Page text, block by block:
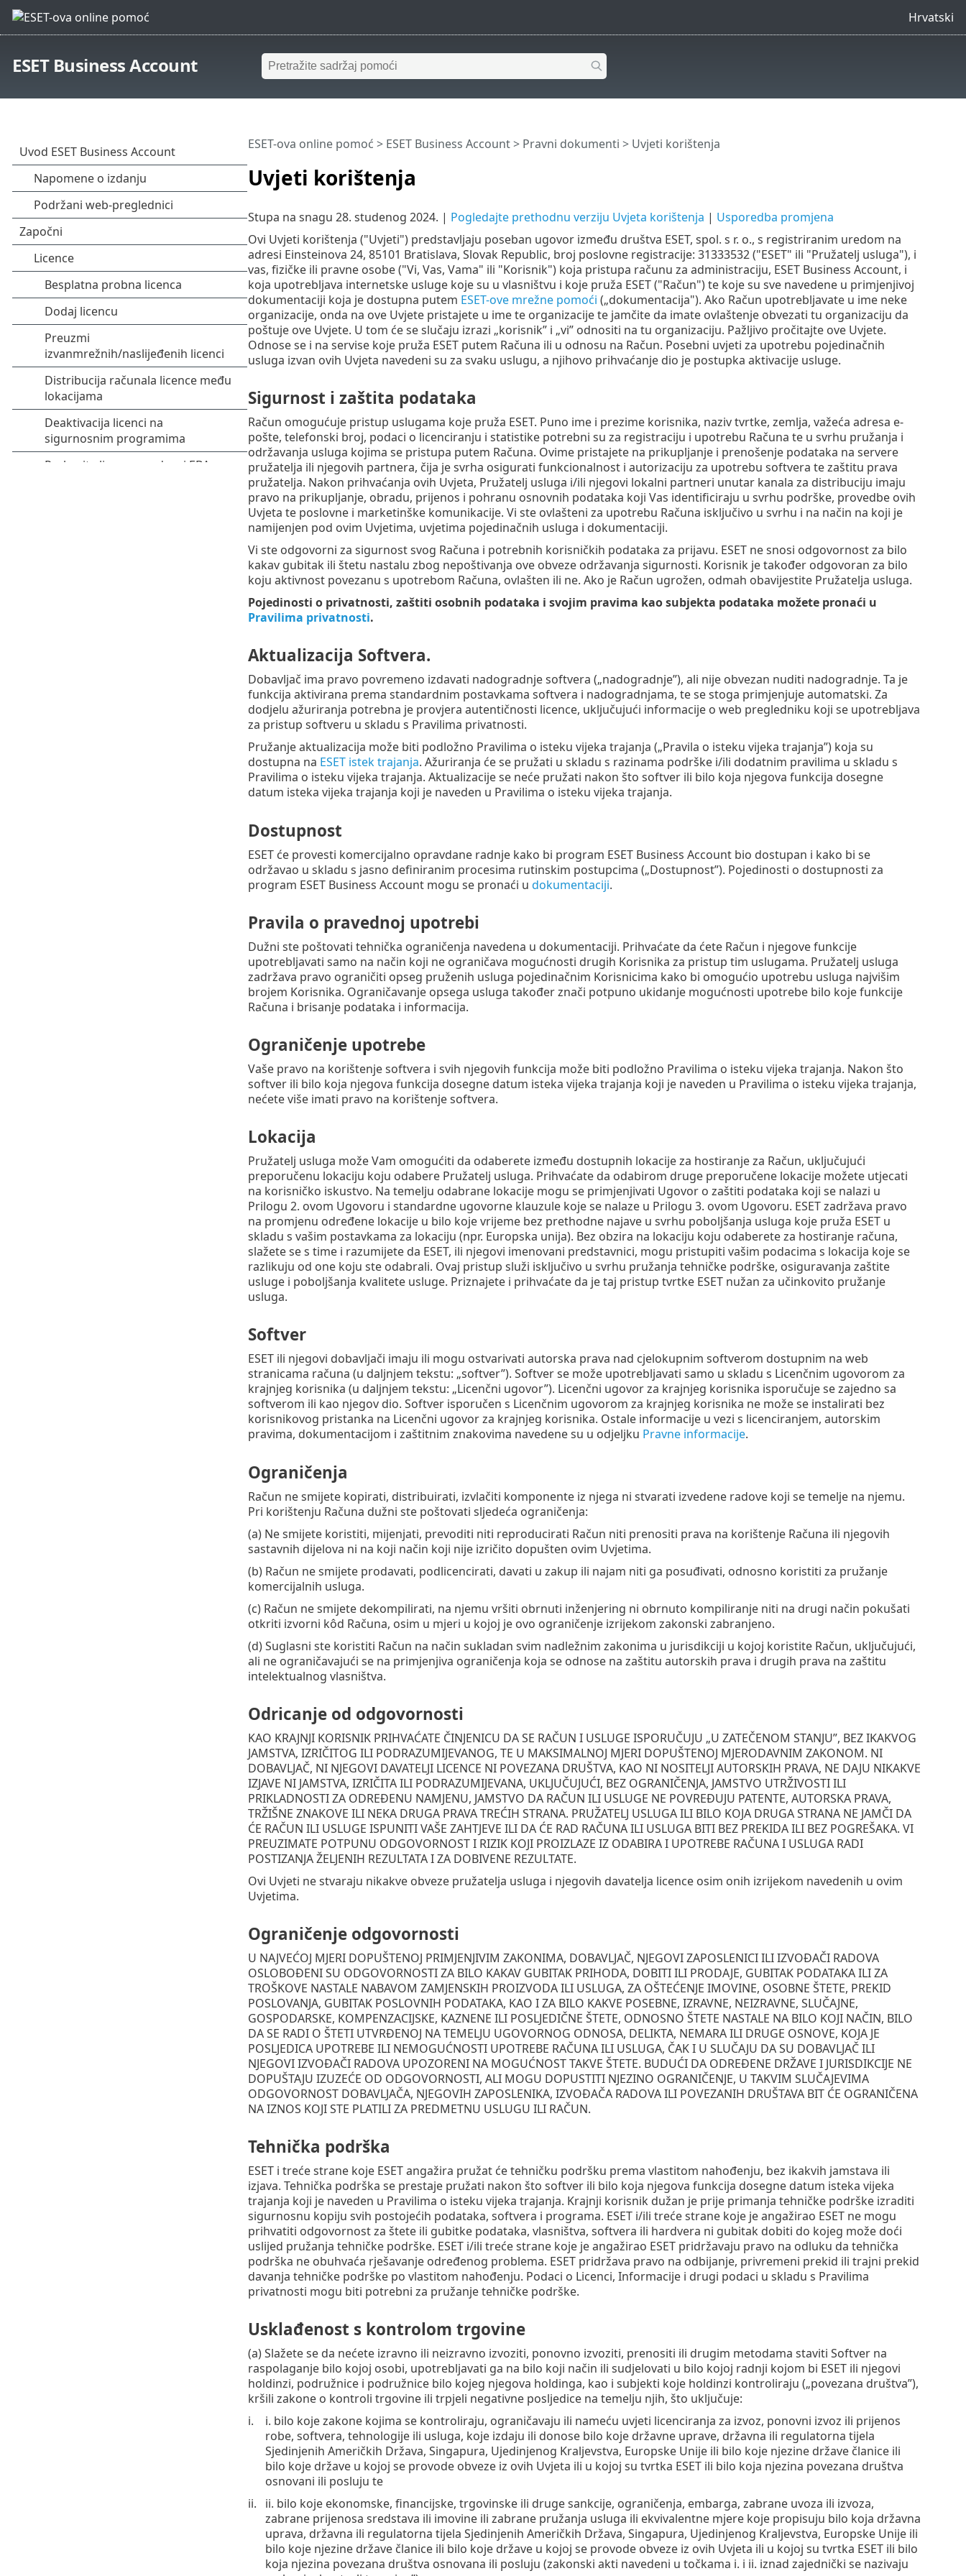
Hrvatski
ESET Business Account
Uvjeti korištenja
ESET-ova online pomoć > ESET Business Account> Pravni dokumenti > Uvjeti korištenja
Stupa na snagu 28. studenog 2024. | Pogledajte prethodnu verziju Uvjeta korištenja | Usporedba promjena
Ovi Uvjeti korištenja ("Uvjeti") predstavljaju poseban ugovor između društva ESET, spol. s r. o., s registriranim uredom na
adresi Einsteinova 24, 85101 Bratislava, Slovak Republic, broj poslovne registracije: 31333532 ("ESET" ili "Pružatelj usluga"), i
vas, fizičke ili pravne osobe ("Vi, Vas, Vama" ili "Korisnik") koja pristupa računu za administraciju, ESET Business Account, i
koja upotrebljava internetske usluge koje su u vlasništvu i koje pruža ESET ("Račun") te koje su sve navedene u primjenjivoj
dokumentaciji koja je dostupna putem ESET-ove mrežne pomoći („dokumentacija"). Ako Račun upotrebljavate u ime neke
organizacije, onda na ove Uvjete pristajete u ime te organizacije te jamčite da imate ovlaštenje obvezati tu organizaciju da
poštuje ove Uvjete. U tom će se slučaju izrazi „korisnik” i „vi” odnositi na tu organizaciju. Pažljivo pročitajte ove Uvjete.
Odnose se i na servise koje pruža ESET putem Računa ili u odnosu na Račun. Posebni uvjeti za upotrebu pojedinačnih
usluga izvan ovih Uvjeta navedeni su za svaku uslugu, a njihovo prihvaćanje dio je postupka aktivacije usluge.
Sigurnost i zaštita podataka
Račun omogućuje pristup uslugama koje pruža ESET. Puno ime i prezime korisnika, naziv tvrtke, zemlja, važeća adresa e-
pošte, telefonski broj, podaci o licenciranju i statistike potrebni su za registraciju i upotrebu Računa te u svrhu pružanja i
održavanja usluga kojima se pristupa putem Računa. Ovime pristajete na prikupljanje i prenošenje podataka na servere
pružatelja ili njegovih partnera, čija je svrha osigurati funkcionalnost i autorizaciju za upotrebu softvera te zaštitu prava
pružatelja. Nakon prihvaćanja ovih Uvjeta, Pružatelj usluga i/ili njegovi lokalni partneri unutar kanala za distribuciju imaju
pravo na prikupljanje, obradu, prijenos i pohranu osnovnih podataka koji Vas identificiraju u svrhu podrške, provedbe ovih
Uvjeta te poslovne i marketinške komunikacije. Vi ste ovlašteni za upotrebu Računa isključivo u svrhu i na način na koji je
namijenjen pod ovim Uvjetima, uvjetima pojedinačnih usluga i dokumentaciji.
Vi ste odgovorni za sigurnost svog Računa i potrebnih korisničkih podataka za prijavu. ESET ne snosi odgovornost za bilo
kakav gubitak ili štetu nastalu zbog nepoštivanja ove obveze održavanja sigurnosti. Korisnik je također odgovoran za bilo
koju aktivnost povezanu s upotrebom Računa, ovlašten ili ne. Ako je Račun ugrožen, odmah obavijestite Pružatelja usluga.
Pojedinosti o privatnosti, zaštiti osobnih podataka i svojim pravima kao subjekta podataka možete pronaći u
Pravilima privatnosti.
Aktualizacija Softvera.
Dobavljač ima pravo povremeno izdavati nadogradnje softvera („nadogradnje”), ali nije obvezan nuditi nadogradnje. Ta je
funkcija aktivirana prema standardnim postavkama softvera i nadogradnjama, te se stoga primjenjuje automatski. Za
dodjelu ažuriranja potrebna je provjera autentičnosti licence, uključujući informacije o web pregledniku koji se upotrebljava
za pristup softveru u skladu s Pravilima privatnosti.
Pružanje aktualizacija može biti podložno Pravilima o isteku vijeka trajanja („Pravila o isteku vijeka trajanja”) koja su
dostupna na ESET istek trajanja. Ažuriranja će se pružati u skladu s razinama podrške i/ili dodatnim pravilima u skladu s
Pravilima o isteku vijeka trajanja. Aktualizacije se neće pružati nakon što softver ili bilo koja njegova funkcija dosegne
datum isteka vijeka trajanja koji je naveden u Pravilima o isteku vijeka trajanja.
Dostupnost
ESET će provesti komercijalno opravdane radnje kako bi program ESET Business Account bio dostupan i kako bi se
održavao u skladu s jasno definiranim procesima rutinskim postupcima („Dostupnost”). Pojedinosti o dostupnosti za
program ESET Business Account mogu se pronaći u dokumentaciji.
Pravila o pravednoj upotrebi
Dužni ste poštovati tehnička ograničenja navedena u dokumentaciji. Prihvaćate da ćete Račun i njegove funkcije
upotrebljavati samo na način koji ne ograničava mogućnosti drugih Korisnika za pristup tim uslugama. Pružatelj usluga
zadržava pravo ograničiti opseg pruženih usluga pojedinačnim Korisnicima kako bi omogućio upotrebu usluga najvišim
brojem Korisnika. Ograničavanje opsega usluga također znači potpuno ukidanje mogućnosti upotrebe bilo koje funkcije
Računa i brisanje podataka i informacija.
Ograničenje upotrebe
Vaše pravo na korištenje softvera i svih njegovih funkcija može biti podložno Pravilima o isteku vijeka trajanja. Nakon što
softver ili bilo koja njegova funkcija dosegne datum isteka vijeka trajanja koji je naveden u Pravilima o isteku vijeka trajanja,
nećete više imati pravo na korištenje softvera.
Lokacija
Pružatelj usluga može Vam omogućiti da odaberete između dostupnih lokacije za hostiranje za Račun, uključujući
preporučenu lokaciju koju odabere Pružatelj usluga. Prihvaćate da odabirom druge preporučene lokacije možete utjecati
na korisničko iskustvo. Na temelju odabrane lokacije mogu se primjenjivati Ugovor o zaštiti podataka koji se nalazi u
Prilogu 2. ovom Ugovoru i standardne ugovorne klauzule koje se nalaze u Prilogu 3. ovom Ugovoru. ESET zadržava pravo
na promjenu određene lokacije u bilo koje vrijeme bez prethodne najave u svrhu poboljšanja usluga koje pruža ESET u
skladu s vašim postavkama za lokaciju (npr. Europska unija). Bez obzira na lokaciju koju odaberete za hostiranje računa,
slažete se s time i razumijete da ESET, ili njegovi imenovani predstavnici, mogu pristupiti vašim podacima s lokacija koje se
razlikuju od one koju ste odabrali. Ovaj pristup služi isključivo u svrhu pružanja tehničke podrške, osiguravanja zaštite
usluge i poboljšanja kvalitete usluge. Priznajete i prihvaćate da je taj pristup tvrtke ESET nužan za učinkovito pružanje
usluga.
Softver
ESET ili njegovi dobavljači imaju ili mogu ostvarivati autorska prava nad cjelokupnim softverom dostupnim na web
stranicama računa (u daljnjem tekstu: „softver”). Softver se može upotrebljavati samo u skladu s Licenčnim ugovorom za
krajnjeg korisnika (u daljnjem tekstu: „Licenčni ugovor”). Licenčni ugovor za krajnjeg korisnika isporučuje se zajedno sa
softverom ili kao njegov dio. Softver isporučen s Licenčnim ugovorom za krajnjeg korisnika ne može se instalirati bez
korisnikovog pristanka na Licenčni ugovor za krajnjeg korisnika. Ostale informacije u vezi s licenciranjem, autorskim
pravima, dokumentacijom i zaštitnim znakovima navedene su u odjeljku Pravne informacije.
Ograničenja
Račun ne smijete kopirati, distribuirati, izvlačiti komponente iz njega ni stvarati izvedene radove koji se temelje na njemu.
Pri korištenju Računa dužni ste poštovati sljedeća ograničenja:
(a) Ne smijete koristiti, mijenjati, prevoditi niti reproducirati Račun niti prenositi prava na korištenje Računa ili njegovih
sastavnih dijelova ni na koji način koji nije izričito dopušten ovim Uvjetima.
(b) Račun ne smijete prodavati, podlicencirati, davati u zakup ili najam niti ga posuđivati, odnosno koristiti za pružanje
komercijalnih usluga.
(c) Račun ne smijete dekompilirati, na njemu vršiti obrnuti inženjering ni obrnuto kompiliranje niti na drugi način pokušati
otkriti izvorni kôd Računa, osim u mjeri u kojoj je ovo ograničenje izrijekom zakonski zabranjeno.
(d) Suglasni ste koristiti Račun na način sukladan svim nadležnim zakonima u jurisdikciji u kojoj koristite Račun, uključujući,
ali ne ograničavajući se na primjenjiva ograničenja koja se odnose na zaštitu autorskih prava i drugih prava na zaštitu
intelektualnog vlasništva.
Odricanje od odgovornosti
KAO KRAJNJI KORISNIK PRIHVAĆATE ČINJENICU DA SE RAČUN I USLUGE ISPORUČUJU „U ZATEČENOM STANJU”, BEZ IKAKVOG
JAMSTVA, IZRIČITOG ILI PODRAZUMIJEVANOG, TE U MAKSIMALNOJ MJERI DOPUŠTENOJ MJERODAVNIM ZAKONOM. NI
DOBAVLJAČ, NI NJEGOVI DAVATELJI LICENCE NI POVEZANA DRUŠTVA, KAO NI NOSITELJI AUTORSKIH PRAVA, NE DAJU NIKAKVE
IZJAVE NI JAMSTVA, IZRIČITA ILI PODRAZUMIJEVANA, UKLJUČUJUĆI, BEZ OGRANIČENJA, JAMSTVO UTRŽIVOSTI ILI
PRIKLADNOSTI ZA ODREĐENU NAMJENU, JAMSTVO DA RAČUN ILI USLUGE NE POVREĐUJU PATENTE, AUTORSKA PRAVA,
TRŽIŠNE ZNAKOVE ILI NEKA DRUGA PRAVA TREĆIH STRANA. PRUŽATELJ USLUGA ILI BILO KOJA DRUGA STRANA NE JAMČI DA
ĆE RAČUN ILI USLUGE ISPUNITI VAŠE ZAHTJEVE ILI DA ĆE RAD RAČUNA ILI USLUGA BITI BEZ PREKIDA ILI BEZ POGREŠAKA. VI
PREUZIMATE POTPUNU ODGOVORNOST I RIZIK KOJI PROIZLAZE IZ ODABIRA I UPOTREBE RAČUNA I USLUGA RADI
POSTIZANJA ŽELJENIH REZULTATA I ZA DOBIVENE REZULTATE.
Ovi Uvjeti ne stvaraju nikakve obveze pružatelja usluga i njegovih davatelja licence osim onih izrijekom navedenih u ovim
Uvjetima.
Ograničenje odgovornosti
U NAJVEĆOJ MJERI DOPUŠTENOJ PRIMJENJIVIM ZAKONIMA, DOBAVLJAČ, NJEGOVI ZAPOSLENICI ILI IZVOĐAČI RADOVA
OSLOBOĐENI SU ODGOVORNOSTI ZA BILO KAKAV GUBITAK PRIHODA, DOBITI ILI PRODAJE, GUBITAK PODATAKA ILI ZA
TROŠKOVE NASTALE NABAVOM ZAMJENSKIH PROIZVODA ILI USLUGA, ZA OŠTEĆENJE IMOVINE, OSOBNE ŠTETE, PREKID
POSLOVANJA, GUBITAK POSLOVNIH PODATAKA, KAO I ZA BILO KAKVE POSEBNE, IZRAVNE, NEIZRAVNE, SLUČAJNE,
GOSPODARSKE, KOMPENZACIJSKE, KAZNENE ILI POSLJEDIČNE ŠTETE, ODNOSNO ŠTETE NASTALE NA BILO KOJI NAČIN, BILO
DA SE RADI O ŠTETI UTVRĐENOJ NA TEMELJU UGOVORNOG ODNOSA, DELIKTA, NEMARA ILI DRUGE OSNOVE, KOJA JE
POSLJEDICA UPOTREBE ILI NEMOGUĆNOSTI UPOTREBE RAČUNA ILI USLUGA, ČAK I U SLUČAJU DA SU DOBAVLJAČ ILI
NJEGOVI IZVOĐAČI RADOVA UPOZORENI NA MOGUĆNOST TAKVE ŠTETE. BUDUĆI DA ODREĐENE DRŽAVE I JURISDIKCIJE NE
DOPUŠTAJU IZUZEĆE OD ODGOVORNOSTI, ALI MOGU DOPUSTITI NJEZINO OGRANIČENJE, U TAKVIM SLUČAJEVIMA
ODGOVORNOST DOBAVLJAČA, NJEGOVIH ZAPOSLENIKA, IZVOĐAČA RADOVA ILI POVEZANIH DRUŠTAVA BIT ĆE OGRANIČENA
NA IZNOS KOJI STE PLATILI ZA PREDMETNU USLUGU ILI RAČUN.
Tehnička podrška
ESET i treće strane koje ESET angažira pružat će tehničku podršku prema vlastitom nahođenju, bez ikakvih jamstava ili
izjava. Tehnička podrška se prestaje pružati nakon što softver ili bilo koja njegova funkcija dosegne datum isteka vijeka
trajanja koji je naveden u Pravilima o isteku vijeka trajanja. Krajnji korisnik dužan je prije primanja tehničke podrške izraditi
sigurnosnu kopiju svih postojećih podataka, softvera i programa. ESET i/ili treće strane koje je angažirao ESET ne mogu
prihvatiti odgovornost za štete ili gubitke podataka, vlasništva, softvera ili hardvera ni gubitak dobiti do kojeg može doći
uslijed pružanja tehničke podrške. ESET i/ili treće strane koje je angažirao ESET pridržavaju pravo na odluku da tehnička
podrška ne obuhvaća rješavanje određenog problema. ESET pridržava pravo na odbijanje, privremeni prekid ili trajni prekid
davanja tehničke podrške po vlastitom nahođenju. Podaci o Licenci, Informacije i drugi podaci u skladu s Pravilima
privatnosti mogu biti potrebni za pružanje tehničke podrške.
Usklađenost s kontrolom trgovine
(a) Slažete se da nećete izravno ili neizravno izvoziti, ponovno izvoziti, prenositi ili drugim metodama staviti Softver na
raspolaganje bilo kojoj osobi, upotrebljavati ga na bilo koji način ili sudjelovati u bilo kojoj radnji kojom bi ESET ili njegovi
holdinzi, podružnice i podružnice bilo kojeg njegova holdinga, kao i subjekti koje holdinzi kontroliraju („povezana društva”),
kršili zakone o kontroli trgovine ili trpjeli negativne posljedice na temelju njih, što uključuje:
i. bilo koje zakone kojima se kontroliraju, ograničavaju ili nameću uvjeti licenciranja za izvoz, ponovni izvoz ili prijenos
robe, softvera, tehnologije ili usluga, koje izdaju ili donose bilo koje državne uprave, državna ili regulatorna tijela
Sjedinjenih Američkih Država, Singapura, Ujedinjenog Kraljevstva, Europske Unije ili bilo koje njezine države članice ili
bilo koje države u kojoj se provode obveze iz ovih Uvjeta ili u kojoj su tvrtka ESET ili bilo koja njezina povezana društva
osnovani ili posluju te
ii. bilo koje ekonomske, financijske, trgovinske ili druge sankcije, ograničenja, embarga, zabrane uvoza ili izvoza,
zabrane prijenosa sredstava ili imovine ili zabrane pružanja usluga ili ekvivalentne mjere koje propisuju bilo koja državna
uprava, državna ili regulatorna tijela Sjedinjenih Američkih Država, Singapura, Ujedinjenog Kraljevstva, Europske Unije ili
bilo koje njezine države članice ili bilo koje države u kojoj se provode obveze iz ovih Uvjeta ili u kojoj su tvrtka ESET ili bilo
koja njezina povezana društva osnovana ili posluju (zakonski akti navedeni u točkama i. i ii. iznad zajednički se nazivaju